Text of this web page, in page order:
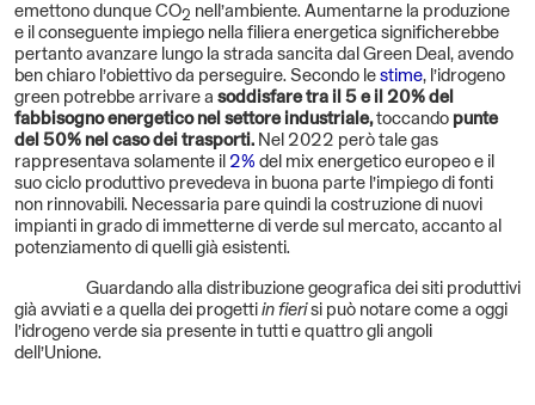
emettono dunque CO2 nell’ambiente. Aumentarne la produzione
e il conseguente impiego nella filiera energetica significherebbe
pertanto avanzare lungo la strada sancita dal Green Deal, avendo
ben chiaro l’obiettivo da perseguire. Secondo le stime, l’idrogeno
green potrebbe arrivare a soddisfare tra il 5 e il 20% del
fabbisogno energetico nel settore industriale,toccando punte
del 50% nel caso dei trasporti. Nel 2022 però tale gas
rappresentava solamente il 2% del mix energetico europeo e il
suo ciclo produttivo prevedeva in buona parte l’impiego di fonti
non rinnovabili. Necessaria pare quindi la costruzione di nuovi
impianti in grado di immetterne di verde sul mercato, accanto al
potenziamento di quelli già esistenti.
Guardando alla distribuzione geografica dei siti produttivi
già avviati e a quella dei progetti in fieri si può notare come a oggi
l’idrogeno verde sia presente in tutti e quattro gli angoli
dell’Unione.